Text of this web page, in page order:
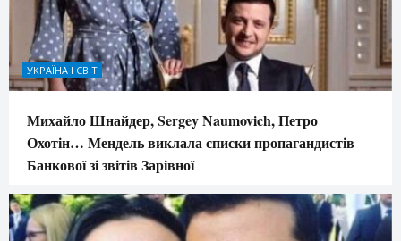
УКРАЇНА І СВІТ
Михайло Шнайдер, Sergey Naumovich, Петро
Охотін… Мендель виклала списки пропагандистів
Банкової зі звітів Зарівної